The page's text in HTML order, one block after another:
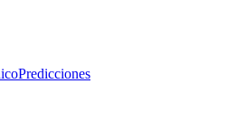
Predicciones